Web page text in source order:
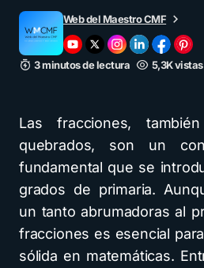
Web del Maestro CMF
3 minutos de lectura 5,3K vistas
Las fracciones,
quebrados, son un
fundamental que se
grados de primaria.
un tanto abrumadoras al
fracciones es esencial
sólida en matemáticas.